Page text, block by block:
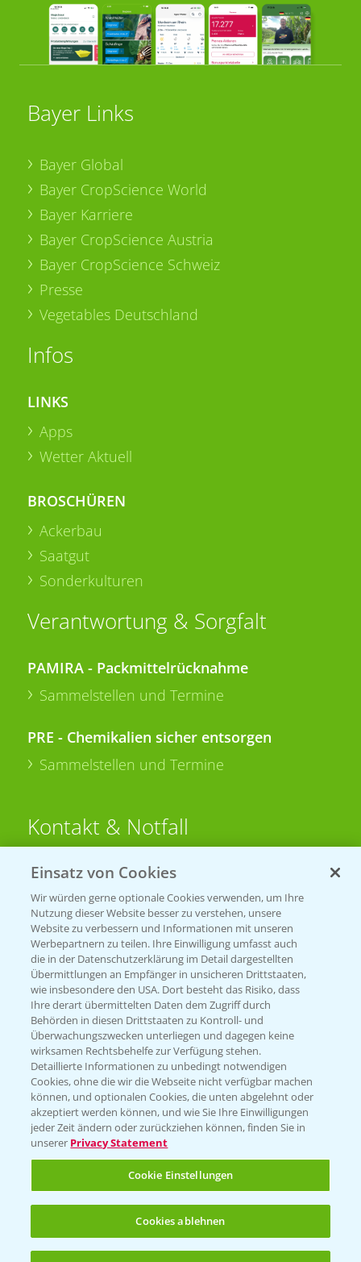
Bayer Links
Bayer Global
Bayer CropScience World
Bayer Karriere
Bayer CropScience Austria
Bayer CropScience Schweiz
Presse
Vegetables Deutschland
Infos
LINKS
Apps
Wetter Aktuell
BROSCHÜREN
Ackerbau
Saatgut
Sonderkulturen
Verantwortung & Sorgfalt
PAMIRA - Packmittelrücknahme
Sammelstellen und Termine
PRE - Chemikalien sicher entsorgen
Sammelstellen und Termine
Kontakt & Notfall
Beratung auf WhatsApp
T.+49 (0)174 346 564 1
KONTAKT
Hilfe in Notfällen
T.+49 (0)214/30-20220
Folgen Sie uns
Einsatz von Cookies
Wir würden gerne optionale Cookies verwenden, um Ihre
Nutzung dieser Website besser zu verstehen, unsere
Website zu verbessern und Informationen mit unseren
Werbepartnern zu teilen. Ihre Einwilligung umfasst auch
die in der Datenschutzerklärung im Detail dargestellten
Übermittlungen an Empfänger in unsicheren Drittstaaten,
wie insbesondere den USA. Dort besteht das Risiko, dass
Ihre derart übermittelten Daten dem Zugriff durch
Behörden in diesen Drittstaaten zu Kontroll- und
Überwachungszwecken unterliegen und dagegen keine
wirksamen Rechtsbehelfe zur Verfügung stehen.
Detaillierte Informationen zu unbedingt notwendigen
Cookies, ohne die wir die Webseite nicht verfügbar machen
können, und optionalen Cookies, die unten abgelehnt oder
akzeptiert werden können, und wie Sie Ihre Einwilligungen
jeder Zeit ändern oder zurückziehen können, finden Sie in
unserer Privacy Statement
Cookie Einstellungen
Cookies ablehnen